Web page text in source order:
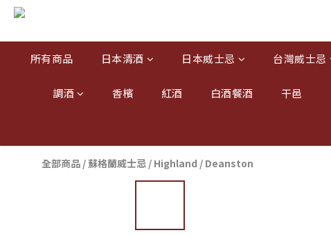
所有商品 日本清酒 日本威士忌 台灣威士忌
調酒 香檳 紅酒 白酒餐酒 干邑
全部商品 /蘇格蘭威士忌 / Highland / Deanston